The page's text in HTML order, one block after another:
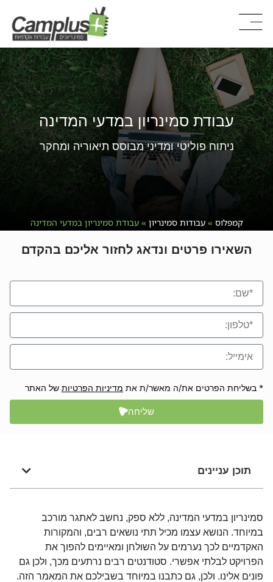
עבודת סמינריון במדעי המדינה
ניתוח פוליטי ומדיני מבוסס תיאוריה ומחקר
קמפלוס »עבודות סמינריון »עבודת סמינריון במדעי המדינה
השאירו פרטים ונדאג לחזור אליכם בהקדם
* בשליחת הפרטים את/ה מאשר/ת את מדיניות הפרטיות של האתר
שליחה
תוכן עניינים
סמינריון במדעי המדינה, ללא ספק, נחשב לאתגר מורכב
במיוחד. הנושא עצמו מכיל תתי נושאים רבים, והמקורות
האקדמיים לכך נערמים על השולחן ומאיימים להפוך את
הפרויקט לבלתי אפשרי. סטודנטים רבים נרתעים מכך, ולכן גם
פונים אלינו. ולכן, גם כתבנו במיוחד בשבילכם את המאמר הזה.